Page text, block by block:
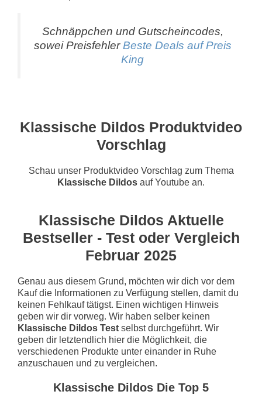
Schnäppchen und Gutscheincodes,
sowei Preisfehler Beste Deals auf Preis
King
Klassische Dildos Produktvideo
Vorschlag
Schau unser Produktvideo Vorschlag zum Thema
Klassische Dildos auf Youtube an.
Klassische Dildos Aktuelle
Bestseller - Test oder Vergleich
Februar 2025
Genau aus diesem Grund, möchten wir dich vor dem
Kauf die Informationen zu Verfügung stellen, damit du
keinen Fehlkauf tätigst. Einen wichtigen Hinweis
geben wir dir vorweg. Wir haben selber keinen
Klassische Dildos Test selbst durchgeführt. Wir
geben dir letztendlich hier die Möglichkeit, die
verschiedenen Produkte unter einander in Ruhe
anzuschauen und zu vergleichen.
Klassische Dildos Die Top 5